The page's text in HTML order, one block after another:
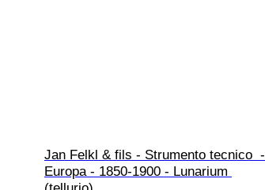
Jan Felkl & fils - Strumento tecnico  -
Europa - 1850-1900 - Lunarium